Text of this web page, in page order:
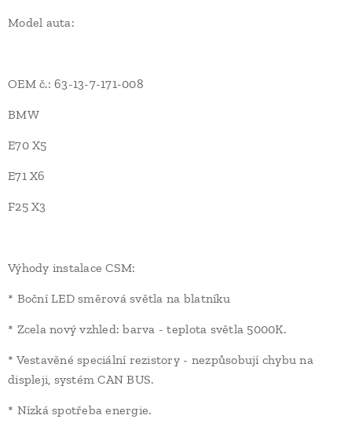
Model auta:
OEM č.: 63-13-7-171-008
BMW
E70 X5
E71 X6
F25 X3
Výhody instalace CSM:
* Boční LED směrová světla na blatníku
* Zcela nový vzhled: barva - teplota světla 5000K.
* Vestavěné speciální rezistory - nezpůsobují chybu na
displeji, systém CAN BUS.
* Nízká spotřeba energie.